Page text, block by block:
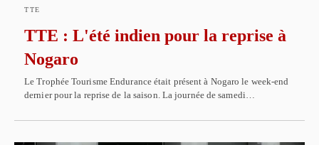
TTE
TTE : L'été indien pour la reprise à
Nogaro
Le Trophée Tourisme Endurance était présent à Nogaro le week-end
dernier pour la reprise de la saison. La journée de samedi…